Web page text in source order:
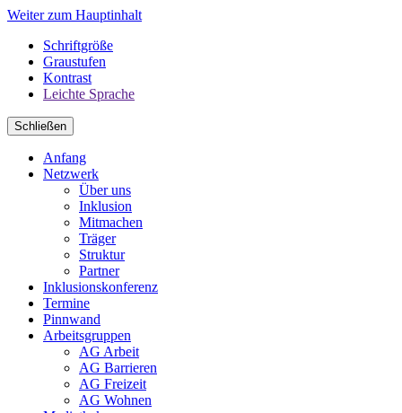
Weiter zum Hauptinhalt
Schriftgröße
Graustufen
Kontrast
Leichte Sprache
Schließen
Anfang
Netzwerk
Über uns
Inklusion
Mitmachen
Träger
Struktur
Partner
Inklusionskonferenz
Termine
Pinnwand
Arbeitsgruppen
AG Arbeit
AG Barrieren
AG Freizeit
AG Wohnen